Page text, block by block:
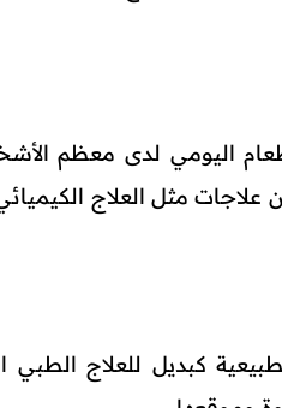
اليومي لدى معظم
مثل العلاج
كبديل للعلاج